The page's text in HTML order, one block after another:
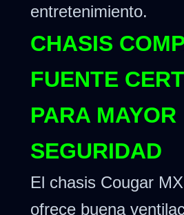
entretenimiento.
CHASIS
FUENTE
PARA MAYOR
SEGURIDAD
El chasis Cougar
ofrece buena